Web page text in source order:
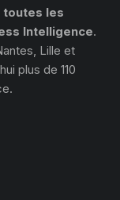
toutes les
Intelligence.
Lille et
plus de 110